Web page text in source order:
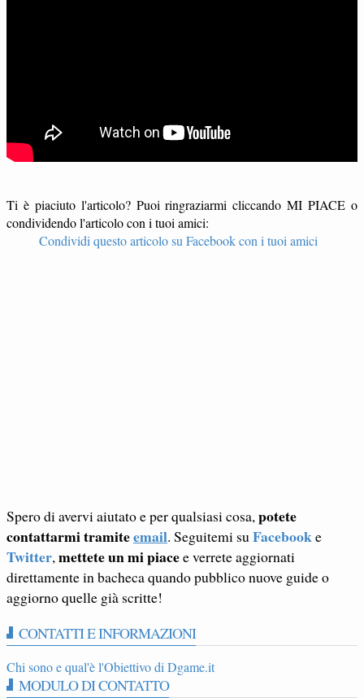
Ti è piaciuto l'articolo? Puoi ringraziarmi cliccando MI PIACE o
condividendo l'articolo con i tuoi amici:
Condividi questo articolo su Facebook con i tuoi amici
Spero di avervi aiutato e per qualsiasi cosa,potete
contattarmi tramiteemail. Seguitemi suFacebooke
Twitter,mettete un mi piacee verrete aggiornati
direttamente in bacheca quando pubblico nuove guide o
aggiorno quelle già scritte!
CONTATTI E INFORMAZIONI
Chi sono e qual'è l'Obiettivo di Dgame.it
MODULO DI CONTATTO